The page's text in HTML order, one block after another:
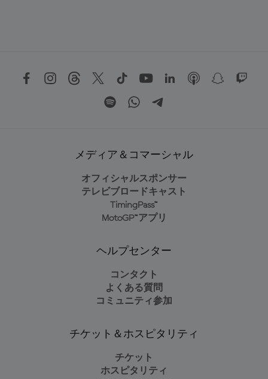
メディア＆コマーシャル
オフィシャルスポンサー
テレビブロードキャスト
TimingPass™
MotoGP™アプリ
ヘルプセンター
コンタクト
よくある質問
コミュニティ参加
チケット＆ホスピタリティ
チケット
ホスピタリティ